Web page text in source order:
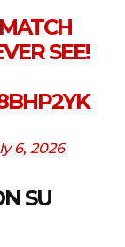
SEE!
6, 2026
SU